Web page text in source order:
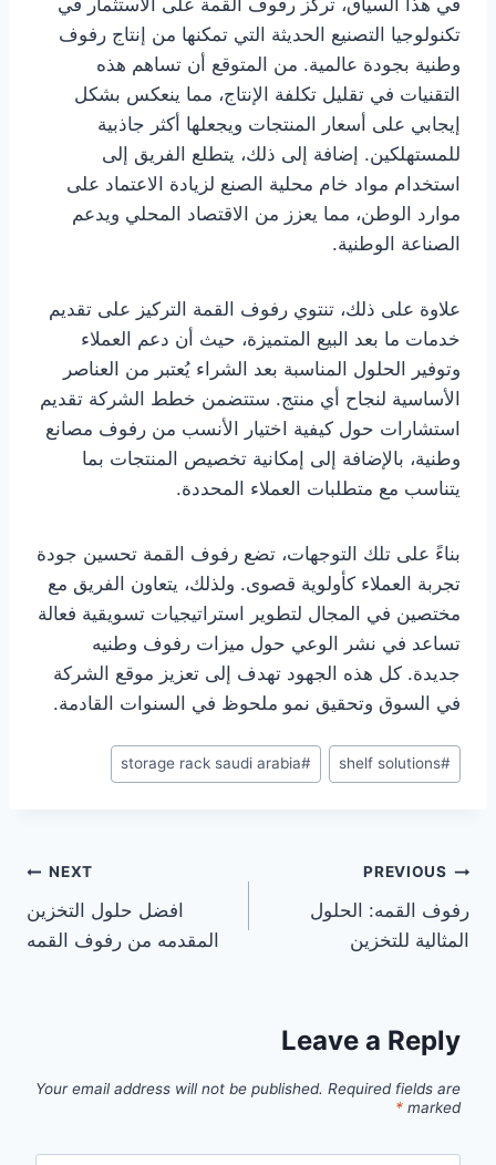
في هذا السياق، تركز رفوف القمة على الاستثمار في
تكنولوجيا التصنيع الحديثة التي تمكنها من إنتاج رفوف
وطنية بجودة عالمية. من المتوقع أن تساهم هذه
التقنيات في تقليل تكلفة الإنتاج، مما ينعكس بشكل
إيجابي على أسعار المنتجات ويجعلها أكثر جاذبية
للمستهلكين. إضافة إلى ذلك، يتطلع الفريق إلى
استخدام مواد خام محلية الصنع لزيادة الاعتماد على
موارد الوطن، مما يعزز من الاقتصاد المحلي ويدعم
الصناعة الوطنية.
علاوة على ذلك، تنتوي رفوف القمة التركيز على تقديم
خدمات ما بعد البيع المتميزة، حيث أن دعم العملاء
وتوفير الحلول المناسبة بعد الشراء يُعتبر من العناصر
الأساسية لنجاح أي منتج. ستتضمن خطط الشركة تقديم
استشارات حول كيفية اختيار الأنسب من رفوف مصانع
وطنية، بالإضافة إلى إمكانية تخصيص المنتجات بما
يتناسب مع متطلبات العملاء المحددة.
بناءً على تلك التوجهات، تضع رفوف القمة تحسين جودة
تجربة العملاء كأولوية قصوى. ولذلك، يتعاون الفريق مع
مختصين في المجال لتطوير استراتيجيات تسويقية فعالة
تساعد في نشر الوعي حول ميزات رفوف وطنيه
جديدة. كل هذه الجهود تهدف إلى تعزيز موقع الشركة
في السوق وتحقيق نمو ملحوظ في السنوات القادمة.
Post
Tags:
#
shelf solutions
#
storage rack saudi arabia
Post
navigation
PREVIOUS
رفوف القمه: الحلول
المثالية للتخزين
NEXT
افضل حلول التخزين
المقدمه من رفوف القمه
Leave a Reply
Your email address will not be published. Required fields are
marked
*